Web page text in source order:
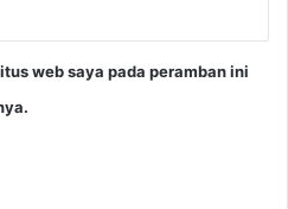
web saya pada peramban ini